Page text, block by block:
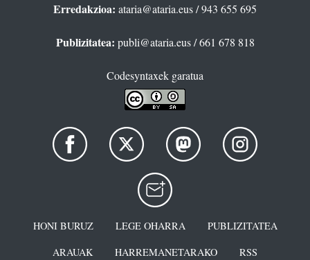
Erredakzioa: ataria@ataria.eus/ 943 655 695
Publizitatea: publi@ataria.eus/ 661 678 818
Codesyntaxek garatua
HONI BURUZ LEGE OHARRA
PUBLIZITATEA
ARAUAK
HARREMANETARAKO RSS